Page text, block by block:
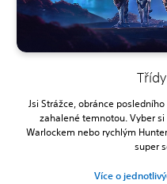
Jsi Strážce, obránce
zahalené temnotou. Vyber
Warlockem nebo rychlým
super
Více o